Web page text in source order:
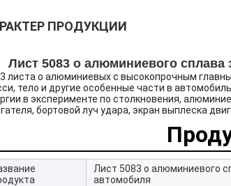
ПРОДУКЦИИ
Лист 5083 o алюминиевого сплава
листа o алюминиевых с высокопрочным
тело и другие особенные части в
в эксперименте по столкновения,
бортовой луч удара, экран выплеска
Лист 5083 o алюминиевого
автомобиля